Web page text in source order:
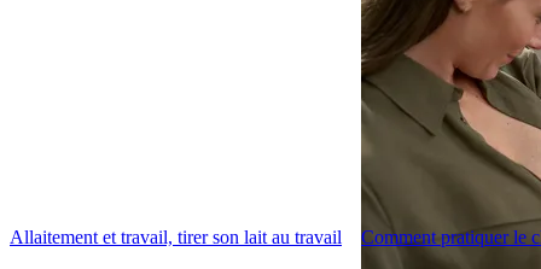
Allaitement et travail, tirer son lait au travail Comment pratiquer le